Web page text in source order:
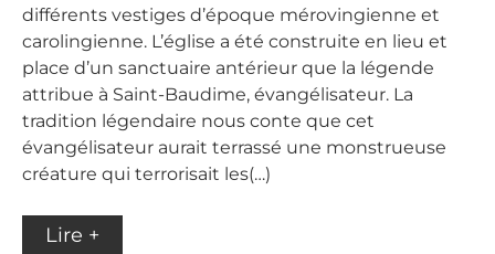
différents vestiges d’époque mérovingienne et
carolingienne. L’église a été construite en lieu et
place d’un sanctuaire antérieur que la légende
attribue à Saint-Baudime, évangélisateur. La
tradition légendaire nous conte que cet
évangélisateur aurait terrassé une monstrueuse
créature qui terrorisait les(…)
Lire +